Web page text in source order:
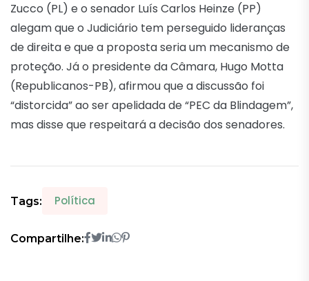
Zucco (PL) e o senador Luís Carlos Heinze (PP)
alegam que o Judiciário tem perseguido lideranças
de direita e que a proposta seria um mecanismo de
proteção. Já o presidente da Câmara, Hugo Motta
(Republicanos-PB), afirmou que a discussão foi
“distorcida” ao ser apelidada de “PEC da Blindagem”,
mas disse que respeitará a decisão dos senadores.
Tags: Política
Compartilhe: